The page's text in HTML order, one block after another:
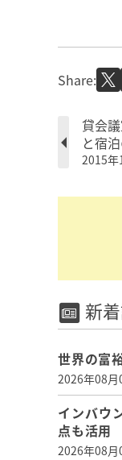
Share:
貸会
と宿
2015年
新
世界の富
2026年08月
インバウ
点も活
2026年08月